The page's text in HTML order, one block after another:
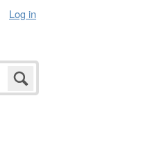
Log in